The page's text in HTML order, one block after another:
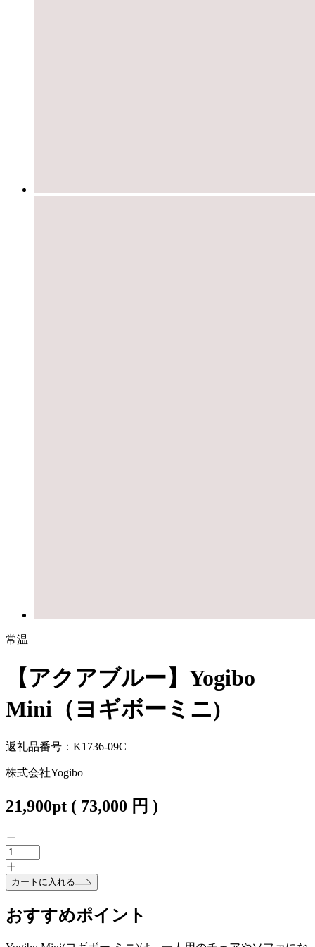
常温
【アクアブルー】Yogibo
Mini（ヨギボーミニ)
返礼品番号：K1736-09C
株式会社Yogibo
21,900pt ( 73,000 円 )
カートに入れる
おすすめポイント